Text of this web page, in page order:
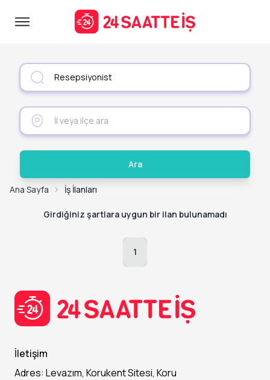
Ara
Ana Sayfa İş İlanları
Girdiğiniz şartlara uygun bir ilan bulunamadı
1
İletişim
Adres: Levazım, Korukent Sitesi, Koru